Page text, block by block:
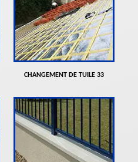
CHANGEMENT DE TUILE 33